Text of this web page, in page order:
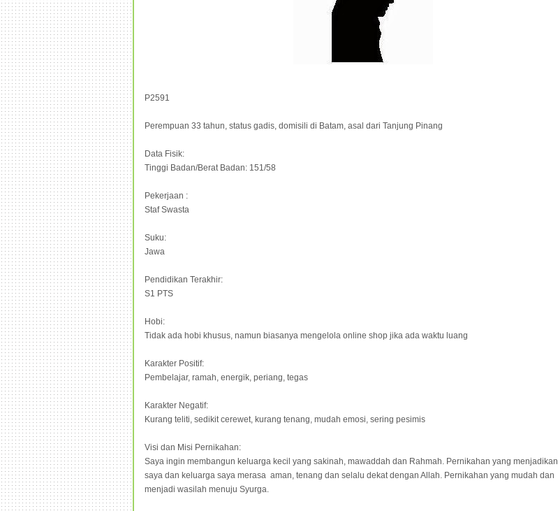
P2591
Perempuan 33 tahun, status gadis, domisili di Batam, asal dari Tanjung Pinang
Data Fisik:
Tinggi Badan/Berat Badan: 151/58
Pekerjaan :
Staf Swasta
Suku:
Jawa
Pendidikan Terakhir:
S1 PTS
Hobi:
Tidak ada hobi khusus, namun biasanya mengelola online shop jika ada waktu luang
Karakter Positif:
Pembelajar, ramah, energik, periang, tegas
Karakter Negatif:
Kurang teliti, sedikit cerewet, kurang tenang, mudah emosi, sering pesimis
Visi dan Misi Pernikahan:
Saya ingin membangun keluarga kecil yang sakinah, mawaddah dan Rahmah. Pernikahan yang menjadikan
saya dan keluarga saya merasa aman, tenang dan selalu dekat dengan Allah. Pernikahan yang mudah dan
menjadi wasilah menuju Syurga.